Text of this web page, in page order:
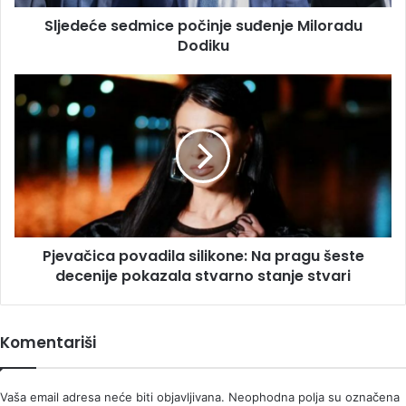
Sljedeće sedmice počinje suđenje Miloradu
Dodiku
Pjevačica
povadila
silikone:
šeste
decenije
pokazala
stvarno
stanjePjevačica povadila silikone: Na pragu šeste
decenije pokazala stvarno stanje stvari
Komentariši
Vaša email adresa neće biti objavljivana. Neophodna polja su označena